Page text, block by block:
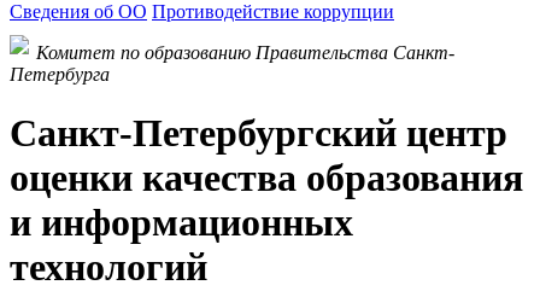
Сведения об ОО Противодействие коррупции
Комитет по образованию Правительства Санкт-
Петербурга
Санкт-Петербургский центр
оценки качества образования
и информационных
технологий